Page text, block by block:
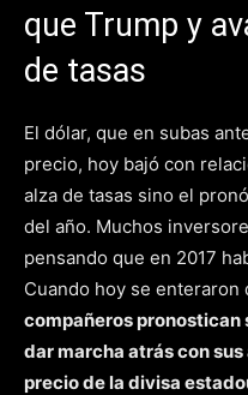
que Trump y
de tasas
El dólar, que en subas
precio, hoy bajó con
alza de tasas sino el
del año. Muchos
pensando que en 2017
Cuando hoy se enteraron
compañeros pronostican
dar marcha atrás con
precio de la divisa